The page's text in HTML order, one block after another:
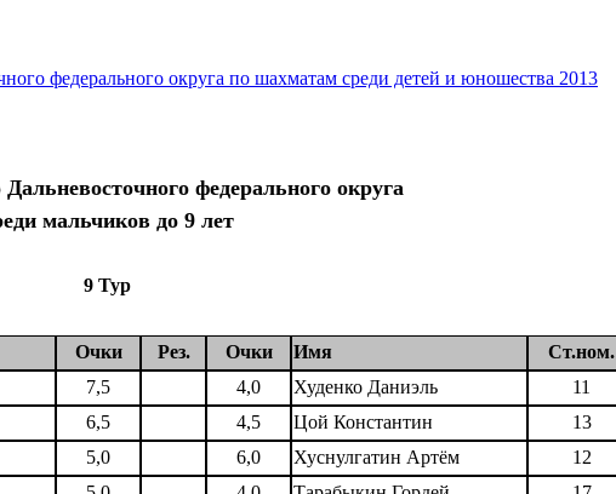
федерального округа по шахматам среди детей и юношества 2013
федерального округа
мальчиков до 9 лет
9 Тур
Очки Рез. Очки Имя
Ст.ном.
7,5 4,0 Худенко Даниэль
11
6,5 4,5 Цой Константин
13
5,0 6,0 Хуснулгатин Артём
12